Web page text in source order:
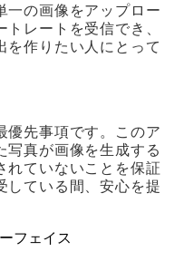
一の画像をアップロー
レートを受信でき、
を作りたい人にとって
優先事項です。このア
写真が画像を生成する
れていないことを保証
している間、安心を提
フェイス